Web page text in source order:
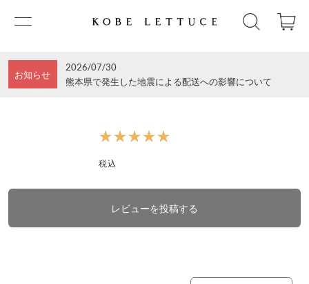
お知らせ
2026/07/30
熊本県で発生した地震による配送への影響について
★★★★★
★★★★★
税込
レビューを投稿する